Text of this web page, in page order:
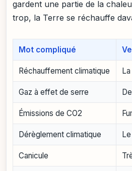
gardent une partie de la
trop, la Terre se réchauffe
Mot compliqué
Réchauffement climatique
Gaz à effet de serre
Émissions de CO2
Dérèglement climatique
Canicule